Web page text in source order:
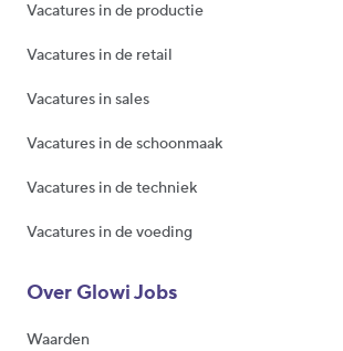
Vacatures in de productie
Vacatures in de retail
Vacatures in sales
Vacatures in de schoonmaak
Vacatures in de techniek
Vacatures in de voeding
Over Glowi Jobs
Waarden